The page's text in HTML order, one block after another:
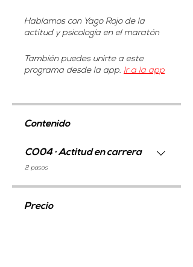
Hablamos con Yago Rojo de la
actitud y psicología en el maratón
También puedes unirte a este
programa desde la app. Ir a la app
Contenido
CO04 · Actitud en carrera
.
2 pasos
Precio